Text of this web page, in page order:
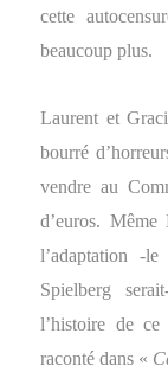
cette
beaucoup plus.
Laurent et
bourré
vendre au
d’euros.
l’adaptation -
Spielberg
l’histoire de
raconté dans «